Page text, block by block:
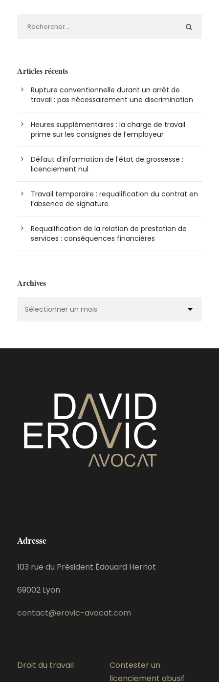
Articles récents
Rupture conventionnelle durant un arrêt de
travail : pas nécessairement une discrimination
Heures supplémentaires : la charge de travail
prime sur les consignes de l’employeur
Défaut d’information de l’état de grossesse :
licenciement nul
Travail temporaire : requalification du contrat en
l’absence de signature
Requalification de la relation de prestation de
services : conséquences financières
Archives
Adresse
103 rue du Président Édouard Herriot
69002 Lyon
contact@erovic-avocat.com
Droit du travail
Contester un
licenciement abusif